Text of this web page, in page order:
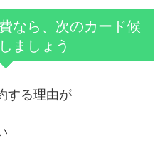
なら、次のカード候
ましょう
する理由が